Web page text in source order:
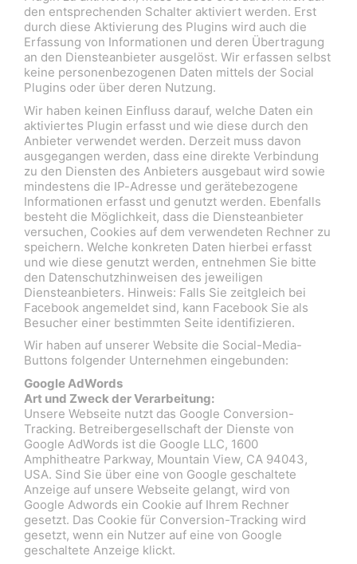
den entsprechenden Schalter aktiviert werden. Erst
durch diese Aktivierung des Plugins wird auch die
Erfassung von Informationen und deren Übertragung
an den Diensteanbieter ausgelöst. Wir erfassen selbst
keine personenbezogenen Daten mittels der Social
Plugins oder über deren Nutzung.
Wir haben keinen Einfluss darauf, welche Daten ein
aktiviertes Plugin erfasst und wie diese durch den
Anbieter verwendet werden. Derzeit muss davon
ausgegangen werden, dass eine direkte Verbindung
zu den Diensten des Anbieters ausgebaut wird sowie
mindestens die IP-Adresse und gerätebezogene
Informationen erfasst und genutzt werden. Ebenfalls
besteht die Möglichkeit, dass die Diensteanbieter
versuchen, Cookies auf dem verwendeten Rechner zu
speichern. Welche konkreten Daten hierbei erfasst
und wie diese genutzt werden, entnehmen Sie bitte
den Datenschutzhinweisen des jeweiligen
Diensteanbieters. Hinweis: Falls Sie zeitgleich bei
Facebook angemeldet sind, kann Facebook Sie als
Besucher einer bestimmten Seite identifizieren.
Wir haben auf unserer Website die Social-Media-
Buttons folgender Unternehmen eingebunden:
Google AdWords
Art und Zweck der Verarbeitung:
Unsere Webseite nutzt das Google Conversion-
Tracking. Betreibergesellschaft der Dienste von
Google AdWords ist die Google LLC, 1600
Amphitheatre Parkway, Mountain View, CA 94043,
USA. Sind Sie über eine von Google geschaltete
Anzeige auf unsere Webseite gelangt, wird von
Google Adwords ein Cookie auf Ihrem Rechner
gesetzt. Das Cookie für Conversion-Tracking wird
gesetzt, wenn ein Nutzer auf eine von Google
geschaltete Anzeige klickt.